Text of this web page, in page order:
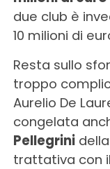
due club è
10 milioni di
Resta sullo
troppo
Aurelio De
congelata
Pellegrinidella
trattativa con